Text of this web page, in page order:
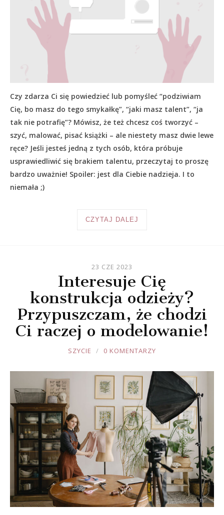
Czy zdarza Ci się powiedzieć lub pomyśleć “podziwiam
Cię, bo masz do tego smykałkę”, “jaki masz talent”, “ja
tak nie potrafię”? Mówisz, że też chcesz coś tworzyć –
szyć, malować, pisać książki – ale niestety masz dwie lewe
ręce? Jeśli jesteś jedną z tych osób, która próbuje
usprawiedliwić się brakiem talentu, przeczytaj to proszę
bardzo uważnie! Spoiler: jest dla Ciebie nadzieja. I to
niemała ;)
CZYTAJ DALEJ
23 CZE 2023
Interesuje Cię
konstrukcja odzieży?
Przypuszczam, że chodzi
Ci raczej o modelowanie!
JOULE
SZYCIE 0 KOMENTARZY